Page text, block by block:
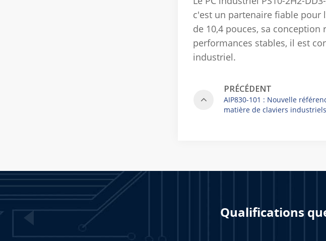
c'est un partenaire fiable pour
de 10,4 pouces, sa
performances stables, il est
industriel.
PRÉCÉDENT
AIP830-101 : Nouvelle
matière de claviers
Qualifications